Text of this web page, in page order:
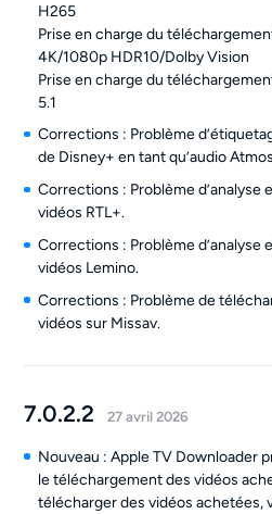
H265
Prise en charge du
4K/1080p HDR10/Dolby Vision
Prise en charge du
5.1
Corrections : Problème
de Disney+ en tant qu’audio
Corrections : Problème d’analyse
vidéos RTL+.
Corrections : Problème d’analyse
vidéos Lemino.
Corrections : Problème de
vidéos sur Missav.
7.0.2.2 27 avril 2026
Nouveau : Apple TV Downloader
le téléchargement des vidéos
télécharger des vidéos achetées,